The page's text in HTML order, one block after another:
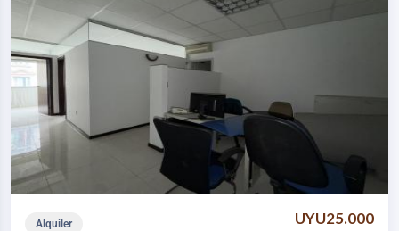
Alquiler UYU25.000